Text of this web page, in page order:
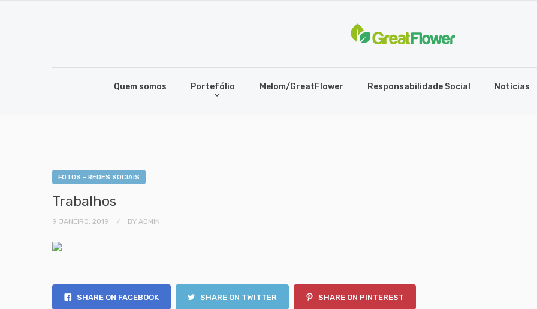
Quem somos Portefólio Melom/GreatFlower Responsabilidade Social Notícias
FOTOS - REDES SOCIAIS
Trabalhos
9 JANEIRO, 2019 BY ADMIN
SHARE ON FACEBOOK SHARE ON TWITTER SHARE ON PINTEREST